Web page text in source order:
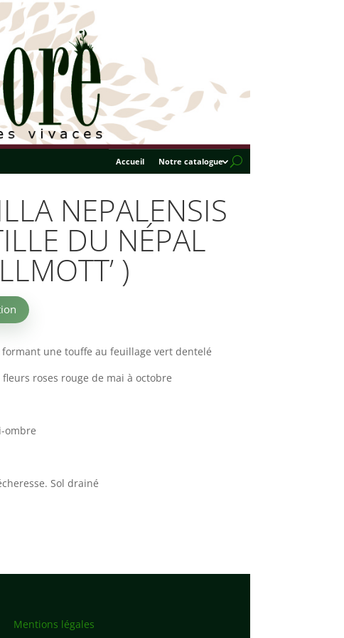
Accueil Notre catalogue
NEPALENSIS
DU NÉPAL
)
une touffe au feuillage vert dentelé
roses rouge de mai à octobre
ombre
Sol drainé
Mentions légales